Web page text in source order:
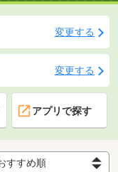
変更する
変更する
アプリで探す